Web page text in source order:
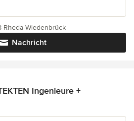
Nachricht
Rheda-Wiedenbrück
Ingenieure +